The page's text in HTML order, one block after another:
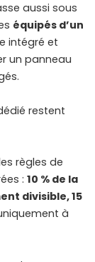
aussi sous
équipés d’un
intégré et
un panneau
restent
règles de
: 10 % de la
divisible, 15
à